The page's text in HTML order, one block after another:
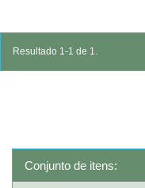
Resultado 1-1 de 1.
Conjunto de itens: